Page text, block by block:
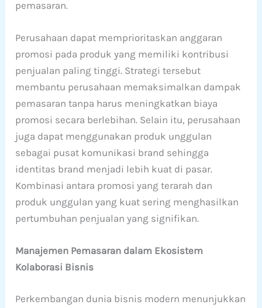
pemasaran.
Perusahaan dapat memprioritaskan anggaran
promosi pada produk yang memiliki kontribusi
penjualan paling tinggi. Strategi tersebut
membantu perusahaan memaksimalkan dampak
pemasaran tanpa harus meningkatkan biaya
promosi secara berlebihan. Selain itu, perusahaan
juga dapat menggunakan produk unggulan
sebagai pusat komunikasi brand sehingga
identitas brand menjadi lebih kuat di pasar.
Kombinasi antara promosi yang terarah dan
produk unggulan yang kuat sering menghasilkan
pertumbuhan penjualan yang signifikan.
Manajemen Pemasaran dalam Ekosistem
Kolaborasi Bisnis
Perkembangan dunia bisnis modern menunjukkan